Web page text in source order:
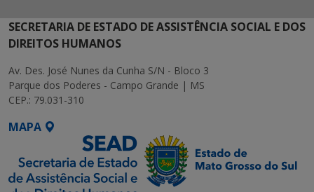
SECRETARIA DE ESTADO DE ASSISTÊNCIA SOCIAL E DOS
DIREITOS HUMANOS
Av. Des. José Nunes da Cunha S/N - Bloco 3
Parque dos Poderes - Campo Grande | MS
CEP.: 79.031-310
MAPA